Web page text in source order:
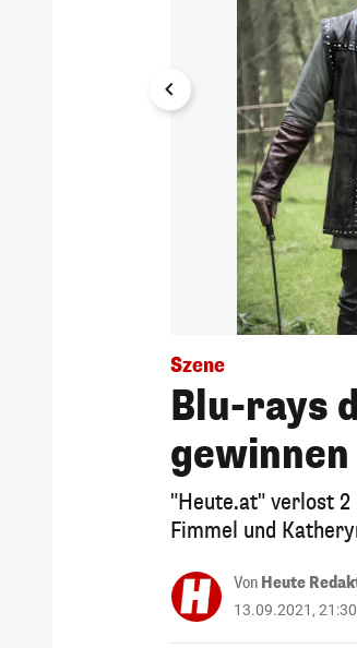
Szene
Blu-rays
gewinnen
"Heute.at" verlost
Fimmel und
Von Heute
13.09.2021, 21:30